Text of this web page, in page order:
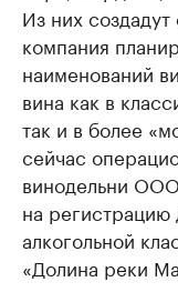
Из них
компания
наименований
вина как в
так и в более
сейчас
винодельни ООО
на регистрацию
алкогольной
«Долина реки